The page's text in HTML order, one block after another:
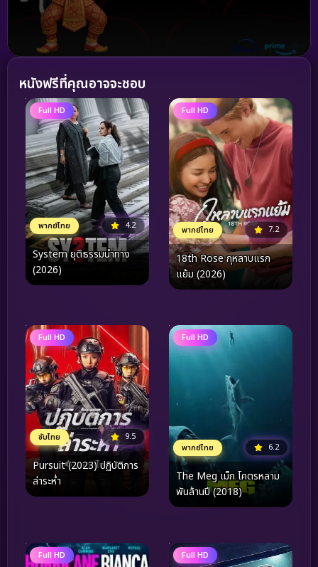
หนังฟรีที่คุณอาจจะชอบ
Full HD
พากย์ไทย 4.2
System ยุติธรรมนำทาง
(2026)
Full HD
พากย์ไทย 7.2
18th Rose กุหลาบแรก
แย้ม (2026)
Full HD
ซับไทย 9.5
Pursuit (2023) ปฏิบัติการ
ล่าระห่ำ
Full HD
พากย์ไทย 6.2
The Meg เม็ก โคตรหลาม
พันล้านปี (2018)
Full HD Full HD